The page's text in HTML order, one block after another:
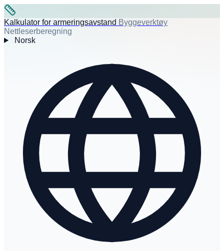
Kalkulator for armeringsavstand Byggeverktøy
Nettleserberegning
Norsk